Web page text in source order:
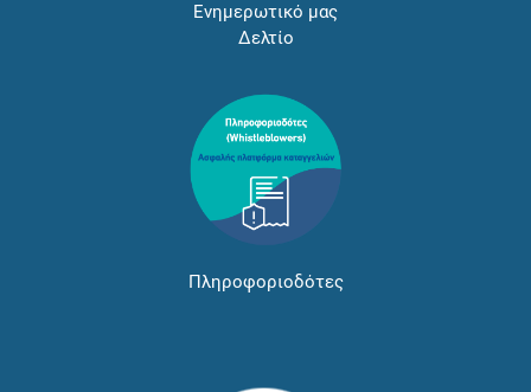
Ενημερωτικό μας
Δελτίο
Πληροφοριοδότες